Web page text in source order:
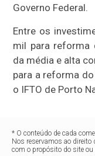
Governo Federal.
Entre os
mil para reforma
da média e alta
para a reforma
o IFTO de Porto
* O conteúdo de cada
Nos reservamos ao direito
com o propósito do site